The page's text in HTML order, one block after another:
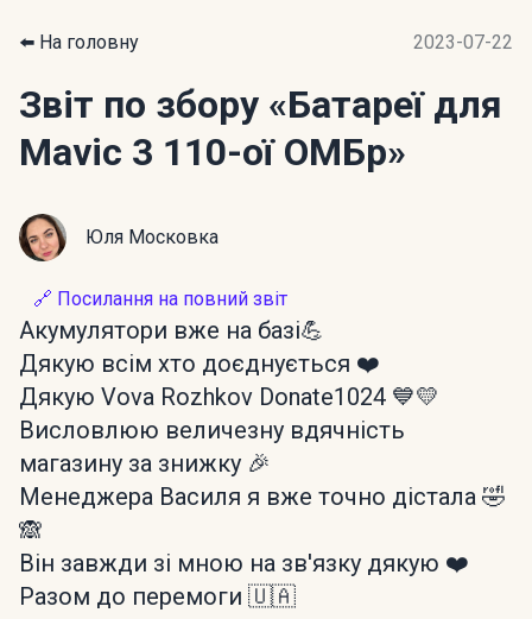
⬅️ На головну 2023-07-22
Звіт по збору «Батареї для
Mavic 3 110-ої ОМБр»
Юля Московка
🔗 Посилання на повний звіт
Акумулятори вже на базі💪
Дякую всім хто доєднується ❤️
Дякую Vova Rozhkov Donate1024 💙💛
Висловлюю величезну вдячність
магазину за знижку 🎉
Менеджера Василя я вже точно дістала 🤣
🙈
Він завжди зі мною на зв'язку дякую ❤️
Разом до перемоги 🇺🇦